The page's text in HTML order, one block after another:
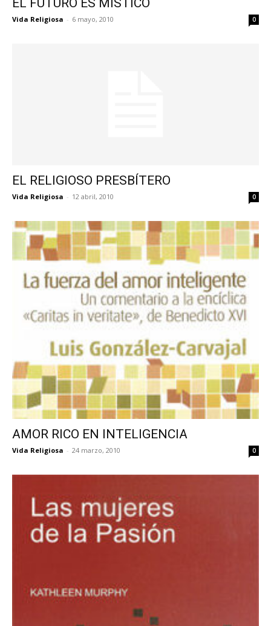
EL FUTURO ES MÍSTICO
Vida Religiosa - 6 mayo, 2010 0
EL RELIGIOSO PRESBÍTERO
Vida Religiosa - 12 abril, 2010 0
AMOR RICO EN INTELIGENCIA
Vida Religiosa - 24 marzo, 2010 0